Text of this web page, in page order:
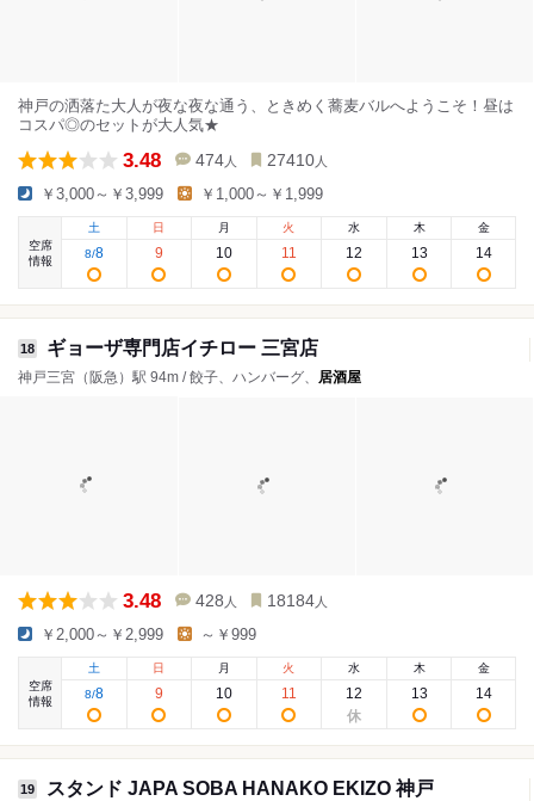
神戸の洒落た大人が夜な夜な通う、ときめく蕎麦バルへようこそ！昼は
コスパ◎のセットが大人気★
3.48 474 人 27410 人
￥3,000～￥3,999 ￥1,000～￥1,999
空席
情報
土
8/8
日
9
月
10
火
11
水
12
木
13
金
14
18 ギョーザ専門店イチロー 三宮店
神戸三宮（阪急）駅 94m / 餃子、ハンバーグ、 居酒屋
3.48 428 人 18184 人
￥2,000～￥2,999 ～￥999
空席
情報
土
8/8
日
9
月
10
火
11
水
12
木
13
金
14
19
スタンド JAPA SOBA HANAKO EKIZO 神戸